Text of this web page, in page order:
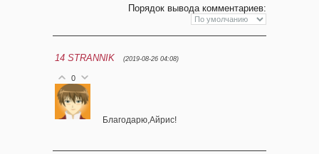
Порядок вывода комментариев:
14 STRANNIK (2019-08-26 04:08)
0
Благодарю,Айрис!